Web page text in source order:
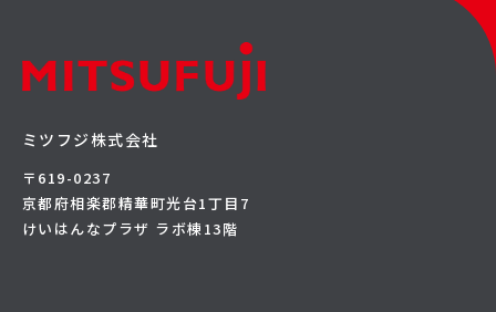
ミツフジ株式会社
〒619-0237
京都府相楽郡精華町光台1丁目7
けいはんなプラザ ラボ棟13階